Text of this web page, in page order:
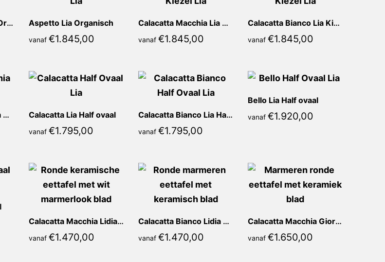
Calacatta Bianco Lia Organisch Aspetto Lia Organisch
vanaf €1.845,00
Calacatta Macchia Lia Kiezel
vanaf €1.845,00
Calacatta Bianco Lia Kiezel
vanaf €1.845,00
Calacatta Macchia Lia Half ovaal Calacatta Lia Half ovaal
vanaf €1.795,00
Calacatta Bianco Lia Half ovaal
vanaf €1.795,00
Bello Lia Half ovaal
vanaf €1.920,00
Calacatta Macchia Lidia Rond
vanaf €1.470,00
Calacatta Bianco Lidia Rond
vanaf €1.470,00
Calacatta Macchia Giorgia Rond
vanaf €1.650,00